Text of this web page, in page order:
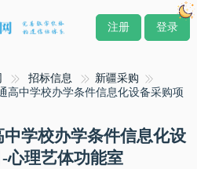
注册 登录
招标信息
新疆采购
高中学校办学条件信息化设备采购项
学校办学条件信息化设
心理艺体功能室